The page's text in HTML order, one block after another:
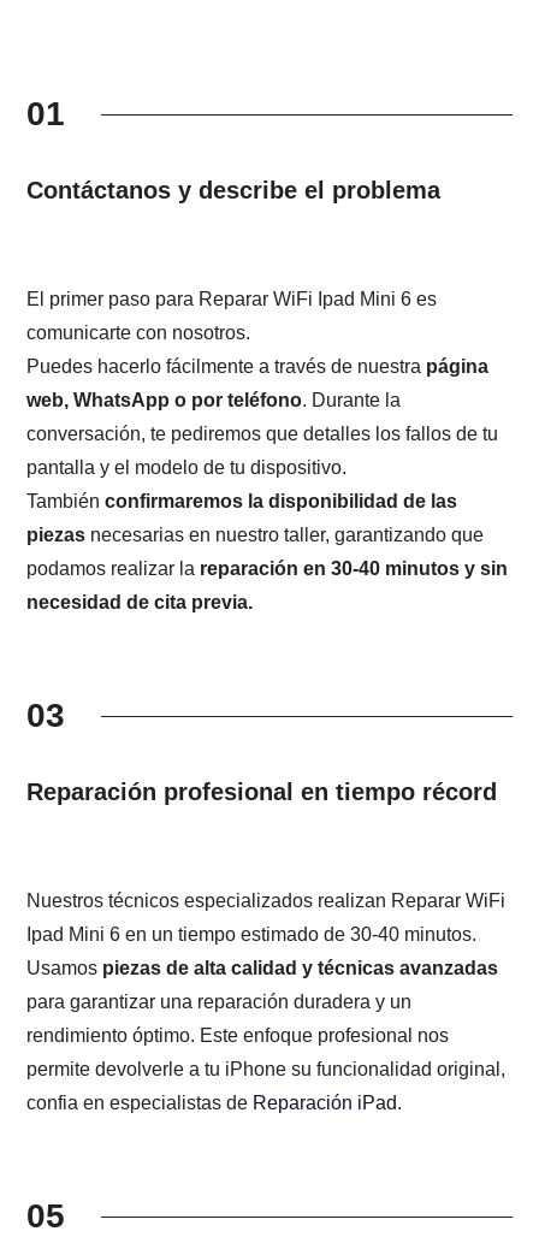
01
Contáctanos y describe el problema
El primer paso para Reparar WiFi Ipad Mini 6 es
comunicarte con nosotros.
Puedes hacerlo fácilmente a través de nuestra página
web, WhatsApp o por teléfono. Durante la
conversación, te pediremos que detalles los fallos de tu
pantalla y el modelo de tu dispositivo.
Tambiénconfirmaremos la disponibilidad de las
piezas necesarias en nuestro taller, garantizando que
podamos realizar la reparación en 30-40 minutos y sin
necesidad de cita previa.
03
Reparación profesional en tiempo récord
Nuestros técnicos especializados realizan Reparar WiFi
Ipad Mini 6 en un tiempo estimado de 30-40 minutos.
Usamos piezas de alta calidad y técnicas avanzadas
para garantizar una reparación duradera y un
rendimiento óptimo. Este enfoque profesional nos
permite devolverle a tu iPhone su funcionalidad original,
confia en especialistas de Reparación iPad.
05